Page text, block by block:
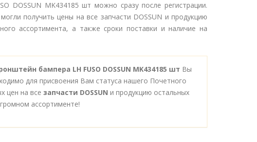
DOSSUN MK434185 шт можно сразу после регистрации.
получить цены на все запчасти DOSSUN и продукцию
ассортимента, а также сроки поставки и наличие на
бампера LH FUSO DOSSUN MK434185 шт Вы
для присвоения Вам статуса нашего Почетного
цен на все запчасти DOSSUN и продукцию остальных
ассортименте!